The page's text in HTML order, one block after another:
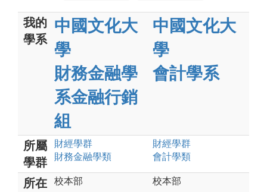
我的
學系
中國文化大
學
財務金融學
系金融行銷
組
中國文化大
學
會計學系
所屬
學群
財經學群
財務金融學類
財經學群
會計學類
所在
校本部
校本部